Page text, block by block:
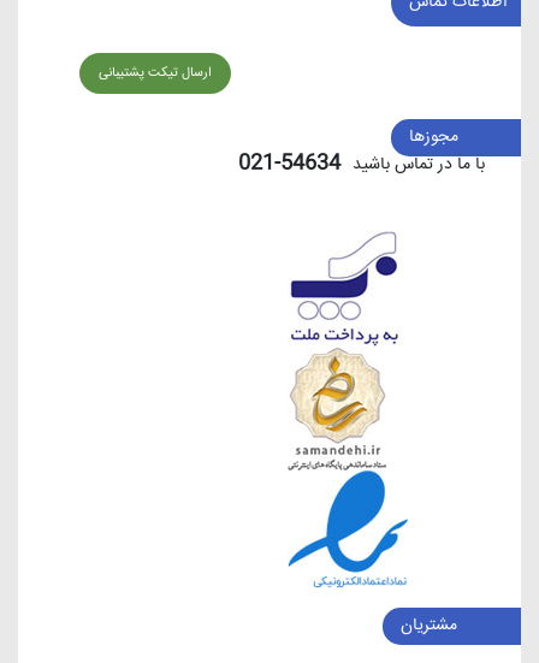
ارسال تیکت پشتیبانی
با ما در تماس باشید 54634-021
مجوزها
مشتریان